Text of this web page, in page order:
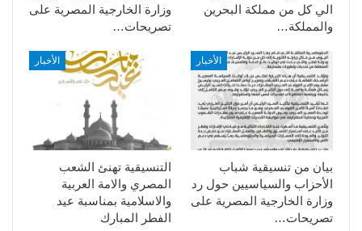
وزارة الخارجية المصرية على
تصريحات…
الي كل من مملكة البحرين
والمملكة…
الأخبار
التنسيقية تهنئ الشعب
المصري والامة العربية
والاسلامية بمناسبة عيد
الفطر المبارك
الأخبار
بيان من تنسيقية شباب
الأحزاب والسياسيين حول رد
وزارة الخارجية المصرية على
تصريحات…